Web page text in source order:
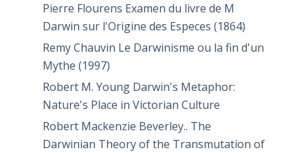
Pierre Flourens Examen du livre de M
Darwin sur l'Origine des Especes (1864)
Remy Chauvin Le Darwinisme ou la fin d'un
Mythe (1997)
Robert M. Young Darwin's Metaphor:
Nature's Place in Victorian Culture
Robert Mackenzie Beverley.. The
Darwinian Theory of the Transmutation of